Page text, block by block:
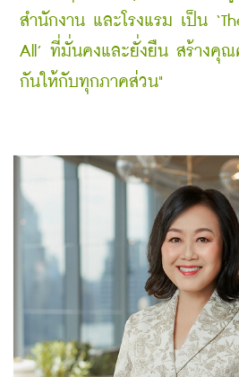
สำนักงาน และโรงแรม เป็น
All’ ที่มั่นคงและยั่งยืน สร้างคุณ
กันให้กับทุกภาคส่วน"